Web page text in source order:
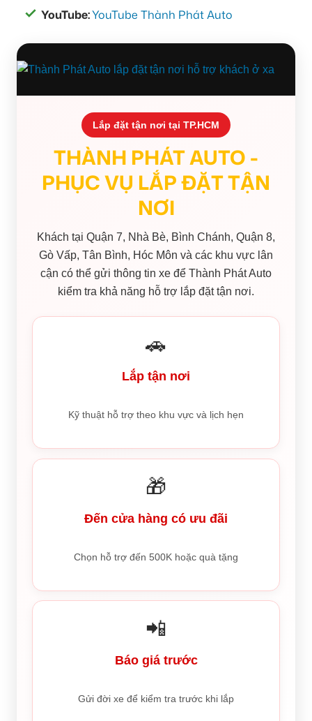
YouTube:YouTube Thành Phát Auto
Lắp đặt tận nơi tại TP.HCM
THÀNH PHÁT AUTO -
PHỤC VỤ LẮP ĐẶT TẬN
NƠI
Khách tại Quận 7, Nhà Bè, Bình Chánh, Quận 8,
Gò Vấp, Tân Bình, Hóc Môn và các khu vực lân
cận có thể gửi thông tin xe để Thành Phát Auto
kiểm tra khả năng hỗ trợ lắp đặt tận nơi.
🚗
Lắp tận nơi
Kỹ thuật hỗ trợ theo khu vực và lịch hẹn
🎁
Đến cửa hàng có ưu đãi
Chọn hỗ trợ đến 500K hoặc quà tặng
📲
Báo giá trước
Gửi đời xe để kiểm tra trước khi lắp